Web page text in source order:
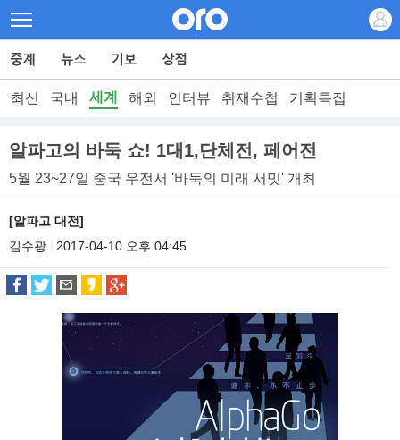
최신 국내 세계 해외 인터뷰 취재수첩 기획특집
알파고의 바둑 쇼! 1대1,단체전, 페어전
5월 23~27일 중국 우전서 '바둑의 미래 서밋' 개최
[알파고 대전]
김수광
2017-04-10 오후 04:45